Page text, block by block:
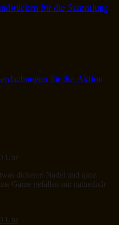
für die Sammlung
für die Aktion
Uhr
dickeren Nadel und ganz
Garne gefallen mir natuerlich
Uhr